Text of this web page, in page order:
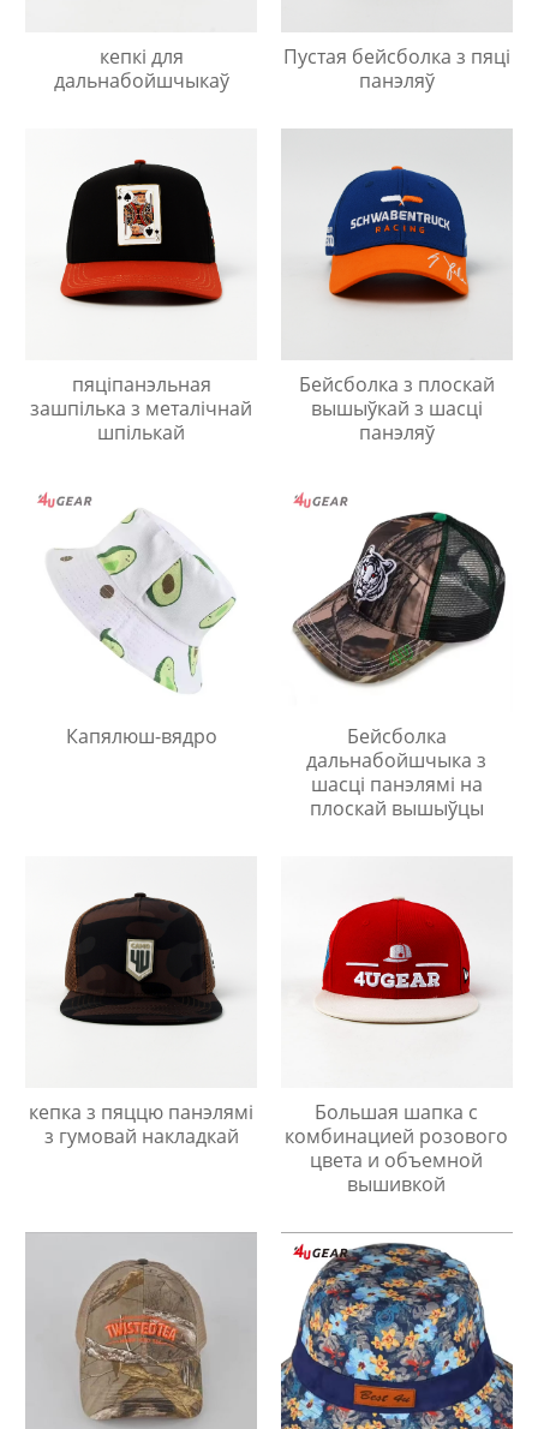
кепкі для
дальнабойшчыкаў
Пустая бейсболка з пяці
панэляў
пяціпанэльная
зашпілька з металічнай
шпількай
Бейсболка з плоскай
вышыўкай з шасці
панэляў
Капялюш-вядро
Бейсболка
дальнабойшчыка з
шасці панэлямі на
плоскай вышыўцы
кепка з пяццю панэлямі
з гумовай накладкай
Большая шапка с
комбинацией розового
цвета и объемной
вышивкой